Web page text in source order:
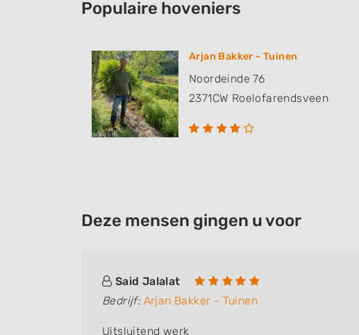
Populaire hoveniers
Arjan Bakker - Tuinen
Noordeinde 76
2371CW Roelofarendsveen
Deze mensen gingen u voor
Said Jalalat
Bedrijf: Arjan Bakker - Tuinen
Uitsluitend werk